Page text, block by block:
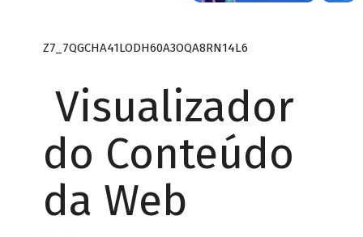
Z7_7QGCHA41LODH60A3OQA8RN14L6
Visualizador
do Conteúdo
da Web